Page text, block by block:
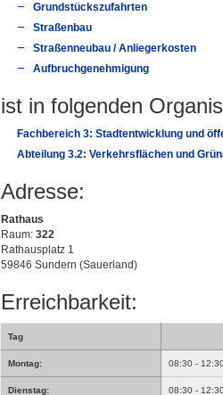
Grundstückszufahrten
Straßenbau
Straßenneubau / Anliegerkosten
Aufbruchgenehmigung
ist in folgenden
Fachbereich 3: Stadtentwicklung und
Abteilung 3.2: Verkehrsflächen und
Adresse:
Rathaus
Raum: 322
Rathausplatz 1
59846 Sundern (Sauerland)
Erreichbarkeit:
Tag
Montag: 08:30 -
Dienstag: 08:30 -